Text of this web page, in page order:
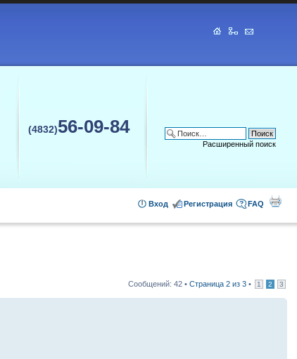
(4832)56-09-84
Расширенный поиск
FAQ
Регистрация
Вход
Сообщений: 42 • Страница 2 из 3 • 1 2 3